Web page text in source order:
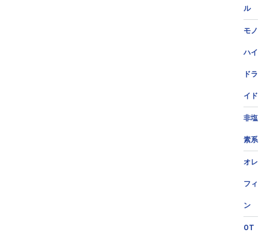
ル
モノ
ハイ
ドラ
イド
非塩
素系
オレ
フィ
ン
OT